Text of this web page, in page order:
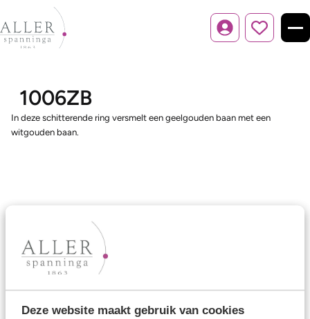
Deze website maakt gebruik van cookies
Inloggen
1006ZB
In deze schitterende ring versmelt een geelgouden baan met een
witgouden baan.
Ons aanbod
Trouwringen
Memoireringen
Verlovingsringen